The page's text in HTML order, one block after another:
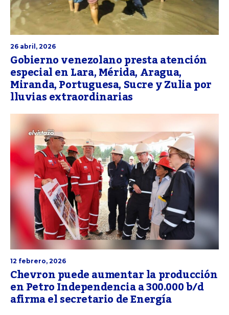
26 abril, 2026
Gobierno venezolano presta atención
especial en Lara, Mérida, Aragua,
Miranda, Portuguesa, Sucre y Zulia por
lluvias extraordinarias
12 febrero, 2026
Chevron puede aumentar la producción
en Petro Independencia a 300.000 b/d
afirma el secretario de Energía